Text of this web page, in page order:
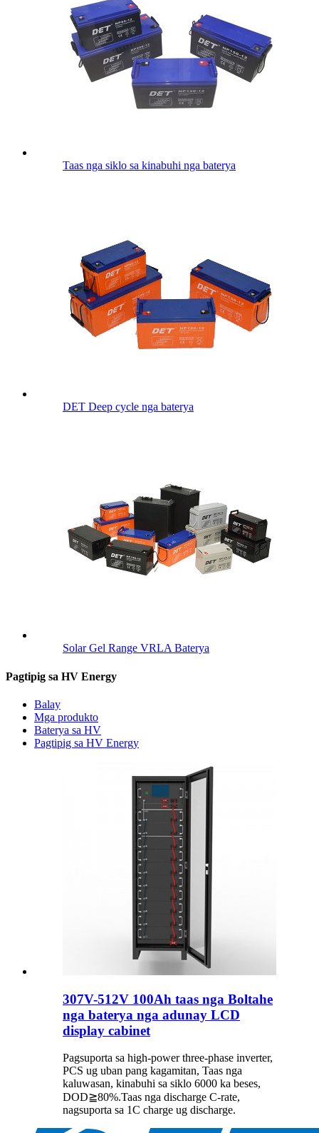
Taas nga siklo sa kinabuhi nga baterya
DET Deep cycle nga baterya
Solar Gel Range VRLA Baterya
Pagtipig sa HV Energy
Balay
Mga produkto
Baterya sa HV
Pagtipig sa HV Energy
307V-512V 100Ah taas nga Boltahe
nga baterya nga adunay LCD
display cabinet
Pagsuporta sa high-power three-phase inverter,
PCS ug uban pang kagamitan, Taas nga
kaluwasan, kinabuhi sa siklo 6000 ka beses,
DOD≧80%.Taas nga discharge C-rate,
nagsuporta sa 1C charge ug discharge.